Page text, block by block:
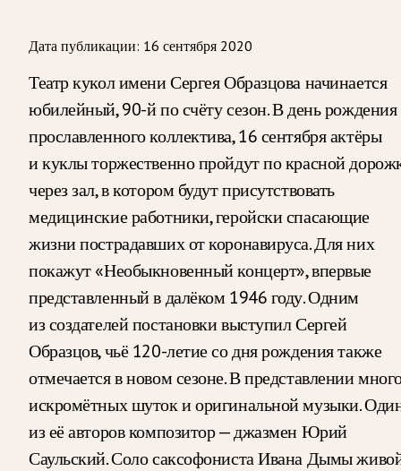
Дата публикации: 16 сентября 2020
Театр кукол имени Сергея Образцова начинается
юбилейный, 90-й по счёту сезон. В день рождения
прославленного коллектива, 16 сентября актёры
и куклы торжественно пройдут по красной
через зал, в котором будут присутствовать
медицинские работники, геройски спасающие
жизни пострадавших от коронавируса. Для них
покажут «Необыкновенный концерт», впервые
представленный в далёком 1946 году. Одним
из создателей постановки выступил Сергей
Образцов, чьё 120-летие со дня рождения также
отмечается в новом сезоне. В представлении
искромётных шуток и оригинальной музыки.
из её авторов композитор — джазмен Юрий
Саульский. Соло саксофониста Ивана Дымы